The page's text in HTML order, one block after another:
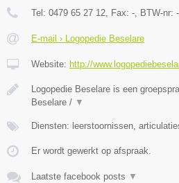
Tel: 0479 65 27 12, Fax: -, BTW-nr: -
E-mail › Logopedie Beselare
Website: http://
Logopedie Beselare is een
Beselare / ▼
Diensten: leerstoornissen,
Er wordt gewerkt op afspraak.
Laatste facebook posts ▼